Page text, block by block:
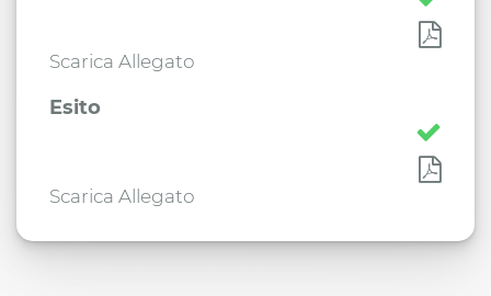
Scarica Allegato
Esito
Scarica Allegato